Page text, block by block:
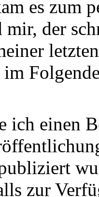
es zum
mir, der
ich einen
zur